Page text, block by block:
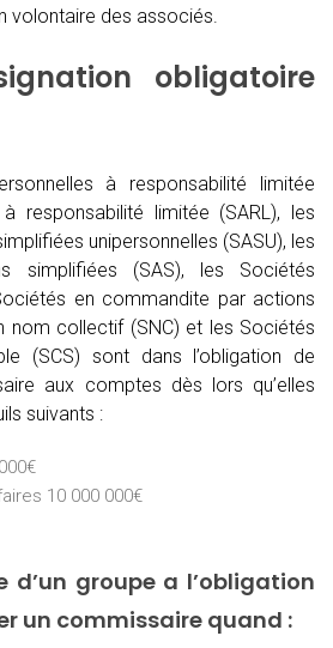
volontaire des associés.
obligatoire
à responsabilité limitée
responsabilité limitée (SARL), les
unipersonnelles (SASU), les
simplifiées (SAS), les Sociétés
en commandite par actions
nom collectif (SNC) et les Sociétés
(SCS) sont dans l’obligation de
aux comptes dès lors qu’elles
suivants :
10 000 000€
d’un groupe a l’obligation
un commissaire quand :